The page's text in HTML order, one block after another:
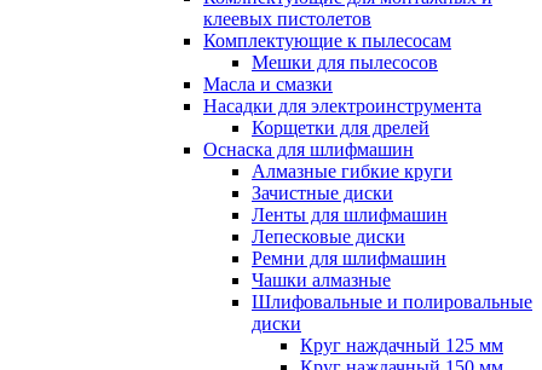
клеевых пистолетов
Комплектующие к пылесосам
Мешки для пылесосов
Масла и смазки
Насадки для электроинструмента
Корщетки для дрелей
Оснаска для шлифмашин
Алмазные гибкие круги
Зачистные диски
Ленты для шлифмашин
Лепесковые диски
Ремни для шлифмашин
Чашки алмазные
Шлифовальные и полировальные
диски
Круг наждачный 125 мм